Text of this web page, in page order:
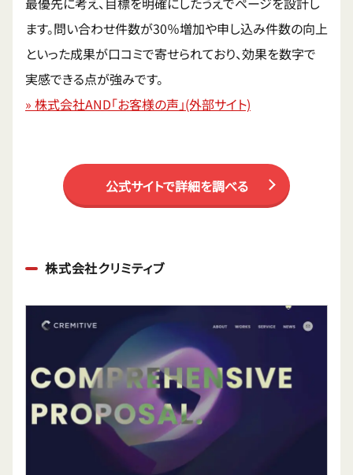
ます。問い合わせ件数が30％増加や申し込み件数の向上
といった成果が口コミで寄せられており、効果を数字で
実感できる点が強みです。
» 株式会社AND「お客様の声」(外部サイト)
公式サイトで詳細を調べる
株式会社クリミティブ